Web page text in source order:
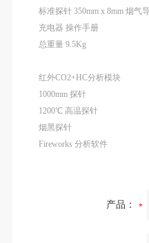
标准探针 350mm x 8mm 烟气
充电器 操作手册
总重量 9.5Kg
红外CO2+HC分析模块
1000mm 探针
1200℃ 高温探针
烟黑探针
Fireworks 分析软件
产品：